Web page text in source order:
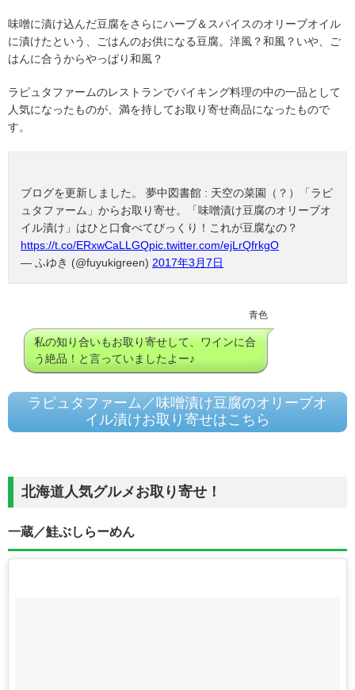
味噌に漬け込んだ豆腐をさらにハーブ＆スパイスのオリーブオイル
に漬けたという、ごはんのお供になる豆腐。洋風？和風？いや、ご
はんに合うからやっぱり和風？
ラピュタファームのレストランでバイキング料理の中の一品として
人気になったものが、満を持してお取り寄せ商品になったもので
す。
ブログを更新しました。 夢中図書館 : 天空の菜園（？）「ラピ
ュタファーム」からお取り寄せ。「味噌漬け豆腐のオリーブオ
イル漬け」はひと口食べてびっくり！これが豆腐なの？
https://t.co/ERxwCaLLGQpic.twitter.com/ejLrQfrkgO
— ふゆき (@fuyukigreen) 2017年3月7日
青色
私の知り合いもお取り寄せして、ワインに合
う絶品！と言っていましたよー♪
ラピュタファーム／味噌漬け豆腐のオリーブオ
イル漬けお取り寄せはこちら
北海道人気グルメお取り寄せ！
一蔵／鮭ぶしらーめん